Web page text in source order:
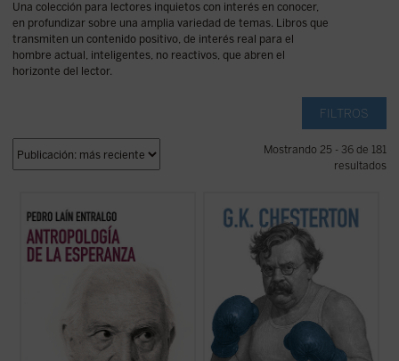
Una colección para lectores inquietos con interés en conocer,
en profundizar sobre una amplia variedad de temas. Libros que
transmiten un contenido positivo, de interés real para el
hombre actual, inteligentes, no reactivos, que abren el
horizonte del lector.
FILTROS
Mostrando 25 - 36 de 181
resultados
de los motores fundamentales del ser
humano: la esperanza. A través de un
análisis profundo y accesible, el autor
explora cómo este concepto ha guiado
nuestra historia, desde sus raíces más ...
inéditos más provocadores, sus polémicas
más controvertidas y sus debates más
agudos, Chesterton desafía a los
escépticos con su estilo único, cargado de
paradojas y giros ingeniosos. Con humor, ...